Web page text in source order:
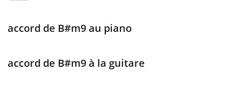
accord de B#m9 au piano
accord de B#m9 à la guitare